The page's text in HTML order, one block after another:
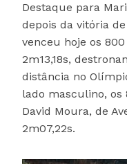
Destaque para
depois da vitória
venceu hoje os
2m13,18s,
distância no
lado masculino,
David Moura, de
2m07,22s.